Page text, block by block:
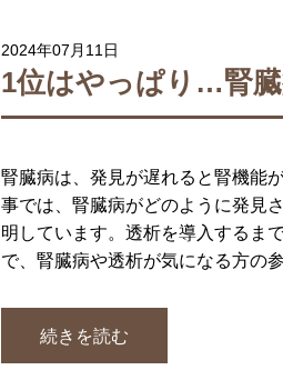
2024年07月11日
1位はやっぱり…腎
腎臓病は、発見が遅れると腎機能
事では、腎臓病がどのように発見
明しています。透析を導入するま
で、腎臓病や透析が気になる方の
続きを読む